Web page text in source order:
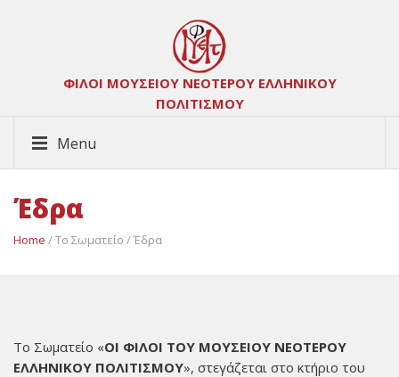
ΦΙΛΟΙ ΜΟΥΣΕΙΟΥ ΝΕΟΤΕΡΟΥ ΕΛΛΗΝΙΚΟΥ
ΠΟΛΙΤΙΣΜΟΥ
Menu
Έδρα
Home / Το Σωματείο / Έδρα
Το Σωματείο «ΟΙ ΦΙΛΟΙ ΤΟΥ ΜΟΥΣΕΙΟΥ ΝΕΟΤΕΡΟΥ
ΕΛΛΗΝΙΚΟΥ ΠΟΛΙΤΙΣΜΟΥ», στεγάζεται στο κτήριο του